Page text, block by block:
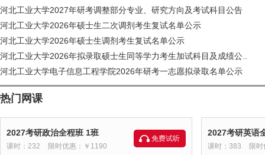
河北工业大学2027年研考调整部分专业、研究方向及考试科目公告
河北工业大学2026年硕士生二次调剂考生复试名单公示
河北工业大学2026年硕士生调剂考生复试名单公示
河北工业大学2026年拟录取硕士生同等学力考生加试科目及成绩公..
河北工业大学电子信息工程学院2026年研考一志愿拟录取名单公示
热门网课
2027考研政治全程班 1班
课时：232 限时优惠：￥1190
免费试听
2027考研英语
课时：383 限